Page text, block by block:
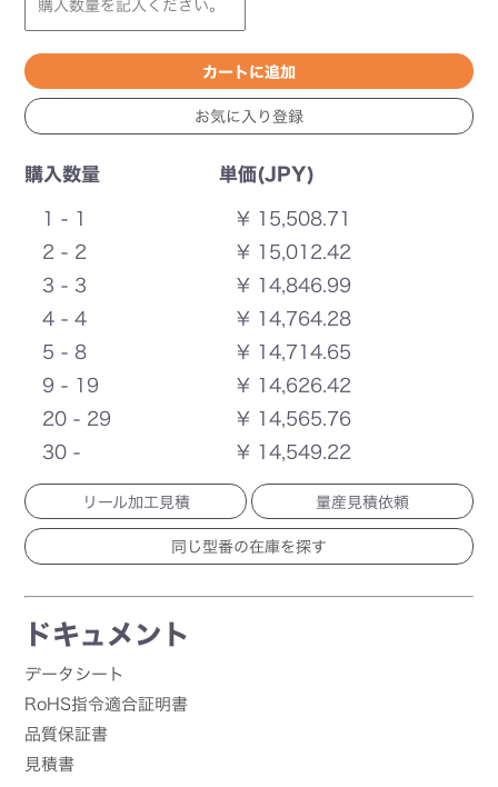
購入数量 単価(JPY)
1 - 1
¥ 15,508.71
2 - 2
¥ 15,012.42
3 - 3
¥ 14,846.99
4 - 4
¥ 14,764.28
5 - 8
¥ 14,714.65
9 - 19
¥ 14,626.42
20 - 29
¥ 14,565.76
30 -
¥ 14,549.22
リール加工見積 量産見積依頼
ドキュメント
データシート
RoHS指令適合証明書
品質保証書
見積書